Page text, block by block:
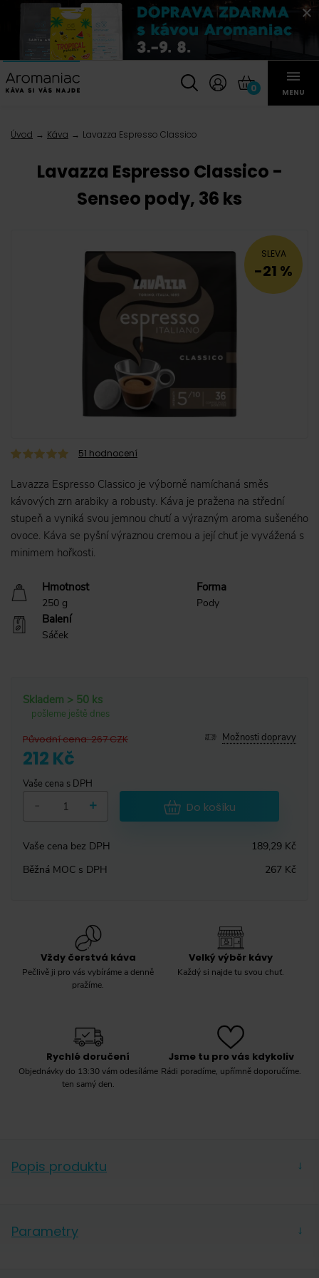
0 MENU
Úvod Káva Lavazza Espresso Classico
Lavazza Espresso Classico -
Senseo pody, 36 ks
SLEVA
-21 %
51 hodnocení
Lavazza Espresso Classico je výborně namíchaná směs
kávových zrn arabiky a robusty. Káva je pražena na střední
stupeň a vyniká svou jemnou chutí a výrazným aroma sušeného
ovoce. Káva se pyšní výraznou cremou a její chuť je vyvážená s
minimem hořkosti.
Hmotnost
250 g
Forma
Pody
Balení
Sáček
Skladem > 50 ks
pošleme ještě dnes
Původní cena:267CZK
212 Kč
Vaše cena s DPH
Možnosti dopravy
+ Do košíku
Vaše cena bez DPH
189,29 Kč
Běžná MOC s DPH
267 Kč
Vždy čerstvá káva
Pečlivě ji pro vás vybíráme a denně
pražíme.
Velký výběr kávy
Každý si najde tu svou chuť.
Rychlé doručení
Objednávky do 13:30 vám odesíláme
ten samý den.
Jsme tu pro vás kdykoliv
Rádi poradíme, upřímně doporučíme.
Popis produktu →
Parametry →